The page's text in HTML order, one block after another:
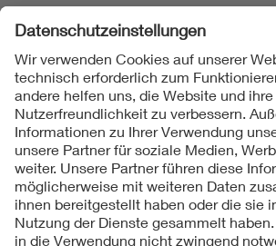
Folgen Sie uns
Kontakt